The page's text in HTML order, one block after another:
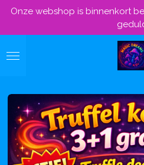
Ga
naar
de
Onze webshop is binnenkort